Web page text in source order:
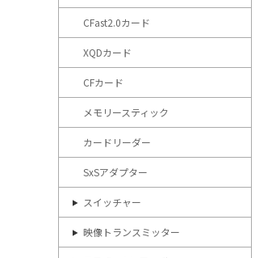
CFast2.0カード
XQDカード
CFカード
メモリースティック
カードリーダー
SxSアダプター
スイッチャー
映像トランスミッター